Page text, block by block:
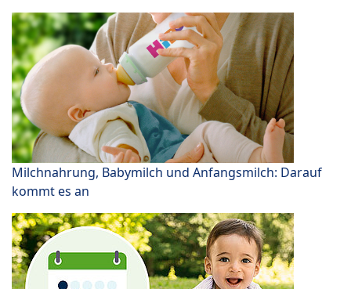
Milchnahrung, Babymilch und Anfangsmilch: Darauf
kommt es an